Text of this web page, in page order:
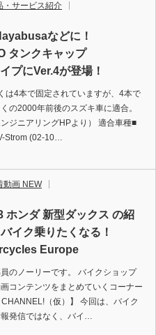
・サービス紹介
などに！
タンクキャップ
プにVer.4が登場！
は4本で固定されていますが、4本で
の2000年前後のスズキ車に適合。
ンジニアリングHPより） 適合車種■
Strom (02-10…
動画 NEW
ホンダ 新型ダックス の紹
イク乗りたくなる！
Europe
のノーリーです。 バイクショップ
コンテンツをまとめていくコーナー
CHANNEL!（仮）】 今回は、バイク
発信ではなく、バイ…